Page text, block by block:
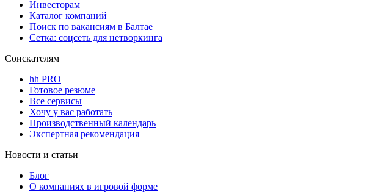
Инвесторам
Каталог компаний
Поиск по вакансиям в Балтае
Сетка: соцсеть для нетворкинга
Соискателям
hh PRO
Готовое резюме
Все сервисы
Хочу у вас работать
Производственный календарь
Экспертная рекомендация
Новости и статьи
Блог
О компаниях в игровой форме